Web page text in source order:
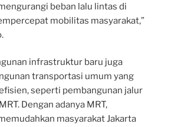
beban lalu lintas di
mobilitas masyarakat,”
infrastruktur baru juga
transportasi umum yang
seperti pembangunan jalur
Dengan adanya MRT,
masyarakat Jakarta